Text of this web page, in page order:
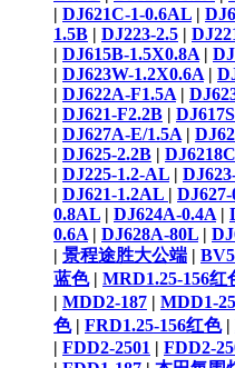
| DJ621C-1-0.6AL |
1.5B | DJ223-2.5 |
| DJ615B-1.5X0.8A |
| DJ623W-1.2X0.6A |
| DJ622A-F1.5A |
| DJ621-F2.2B |
| DJ627A-E/1.5A |
| DJ625-2.2B |
| DJ225-1.2-AL |
| DJ621-1.2AL ​ |
0.8AL | DJ624A-0.4A |
0.6A | DJ628A-80L |
| 景程途胜大公端 |
蓝色| MRD1.25-156红
| MDD2-187 | MDD1-
色| FRD1.25-156红色|
| FDD2-2501 | FDD2-